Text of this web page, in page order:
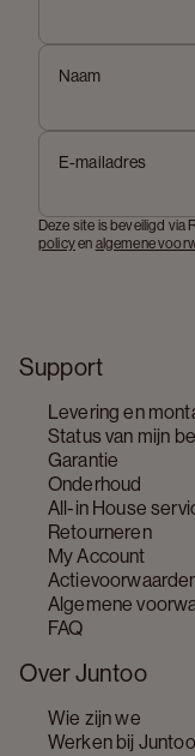
Support
Levering en
Status van mijn
Garantie
Onderhoud
All-in House
Retourneren
My Account
Algemene
FAQ
Over Juntoo
Wie zijn we
Werken bij Juntoo
Naam
E-mailadres
Deze site is beveiligd via
policyen algemene